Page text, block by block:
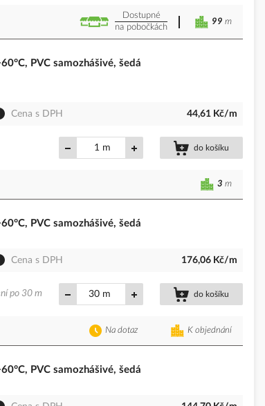
Dostupné
na pobočkách
99 m
PVC samozhášivé, šedá
Cena s DPH 44,61 Kč/m
m do košíku
3 m
PVC samozhášivé, šedá
Cena s DPH 176,06 Kč/m
m do košíku
po 30 m
K objednání
Na dotaz
PVC samozhášivé, šedá